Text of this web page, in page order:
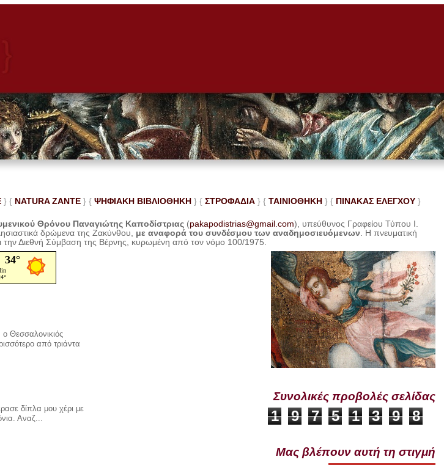
}{ NATURA ZANTE} { ΨΗΦΙΑΚΗ ΒΙΒΛΙΟΘΗΚΗ } { ΣΤΡΟΦΑΔΙΑ } { ΤΑΙΝΙΟΘΗΚΗ } { ΠΙΝΑΚΑΣ ΕΛΕΓΧΟΥ}
Θρόνου Παναγιώτης Καποδίστριας (pakapodistrias@gmail.com), υπεύθυνος Γραφείου Τύπου Ι.
δρώμενα της Ζακύνθου, με αναφορά του συνδέσμου των αναδημοσιευόμενων . Ηπνευματική
την Διεθνή Σύμβαση της Βέρνης, κυρωμένη από τον νόμο 100/1975.
ο Θεσσαλονικιός
από τριάντα
δίπλα μου χέρι με
Αναζ...
Συνολικές προβολές σελίδας
1 9 7 5 1 3 9 8
Μας βλέπουν αυτή τη στιγμή